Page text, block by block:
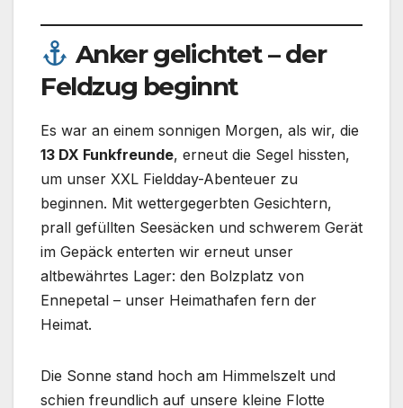
Anker gelichtet – der
Feldzug beginnt
Es war an einem sonnigen Morgen, als wir, die
13 DX Funkfreunde, erneut die Segel hissten,
um unser XXL Fieldday-Abenteuer zu
beginnen. Mit wettergegerbten Gesichtern,
prall gefüllten Seesäcken und schwerem Gerät
im Gepäck enterten wir erneut unser
altbewährtes Lager: den Bolzplatz von
Ennepetal – unser Heimathafen fern der
Heimat.
Die Sonne stand hoch am Himmelszelt und
schien freundlich auf unsere kleine Flotte